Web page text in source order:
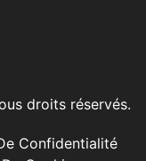
droits réservés.
Confidentialité